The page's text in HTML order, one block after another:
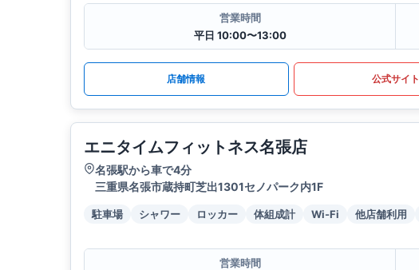
営業時間
平日 10:00〜13:00
店舗情報 公式サイト
エニタイムフィットネス名張店
名張駅から車で4分
三重県名張市蔵持町芝出1301セノパーク内1F
駐車場 シャワー ロッカー 体組成計 Wi-Fi 他店舗利用
営業時間